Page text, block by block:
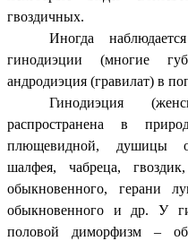
гвоздичных.
Иногда
гинодиэции (многие
андродиэция (гравилат) в
Гинодиэция
распространена в
плющевидной, душицы
шалфея, чабреца,
обыкновенного, герани
обыкновенного и др. У
половой диморфизм –